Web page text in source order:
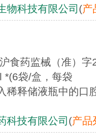
物科技有限公司 (产
沪食药监械（准
*(6袋/盒，每袋
释储液瓶中的口
科技有限公司 (产品